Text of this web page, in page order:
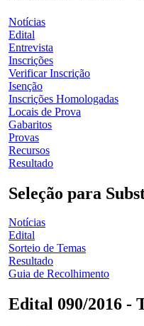
Notícias
Edital
Entrevista
Inscrições
Verificar Inscrição
Isenção
Inscrições Homologadas
Locais de Prova
Gabaritos
Provas
Recursos
Resultado
Seleção para
Notícias
Edital
Sorteio de Temas
Resultado
Guia de Recolhimento
Edital 090/2016